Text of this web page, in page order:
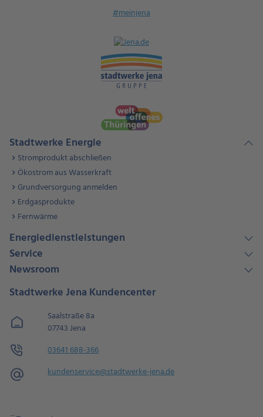
#meinjena
Stadtwerke Energie
Stromprodukt abschließen
Ökostrom aus Wasserkraft
Grundversorgung anmelden
Erdgasprodukte
Fernwärme
Energiedienstleistungen
Service
Newsroom
Stadtwerke Jena Kundencenter
Saalstraße 8a
07743 Jena
03641 688-366
kundenservice@​stadtwerke-jena.de